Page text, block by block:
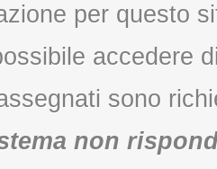
per questo
accedere
sono
non